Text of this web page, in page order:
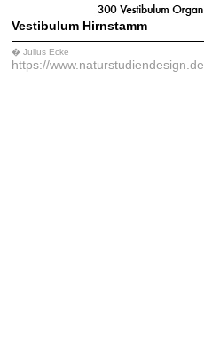
Vestibulum Hirnstamm
� Julius Ecke
https://www.naturstudiendesign.de